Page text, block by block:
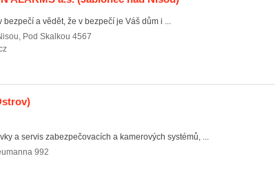
bezpečí a vědět, že v bezpečí je Váš dům i ...
, Pod Skalkou 4567
a servis zabezpečovacích a kamerových systémů, ...
992